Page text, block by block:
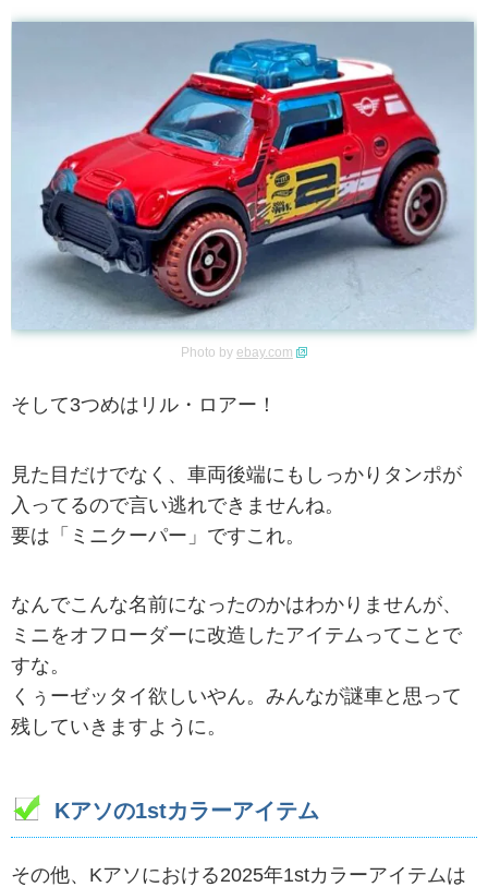
Photo by ebay.com
そして3つめはリル・ロアー！
見た目だけでなく、車両後端にもしっかりタンポが
入ってるので言い逃れできませんね。
要は「ミニクーパー」ですこれ。
なんでこんな名前になったのかはわかりませんが、
ミニをオフローダーに改造したアイテムってことで
すな。
くぅーゼッタイ欲しいやん。みんなが謎車と思って
残していきますように。
Kアソの1stカラーアイテム
その他、Kアソにおける2025年1stカラーアイテムは